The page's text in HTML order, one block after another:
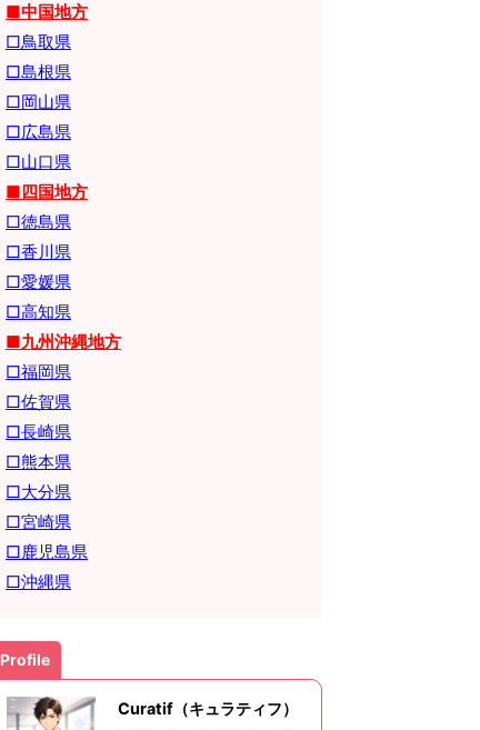
■中国地方
□鳥取県
□島根県
□岡山県
□広島県
□山口県
■四国地方
□徳島県
□香川県
□愛媛県
□高知県
■九州沖縄地方
□福岡県
□佐賀県
□長崎県
□熊本県
□大分県
□宮崎県
□鹿児島県
□沖縄県
Profile
Curatif（キュラティフ）